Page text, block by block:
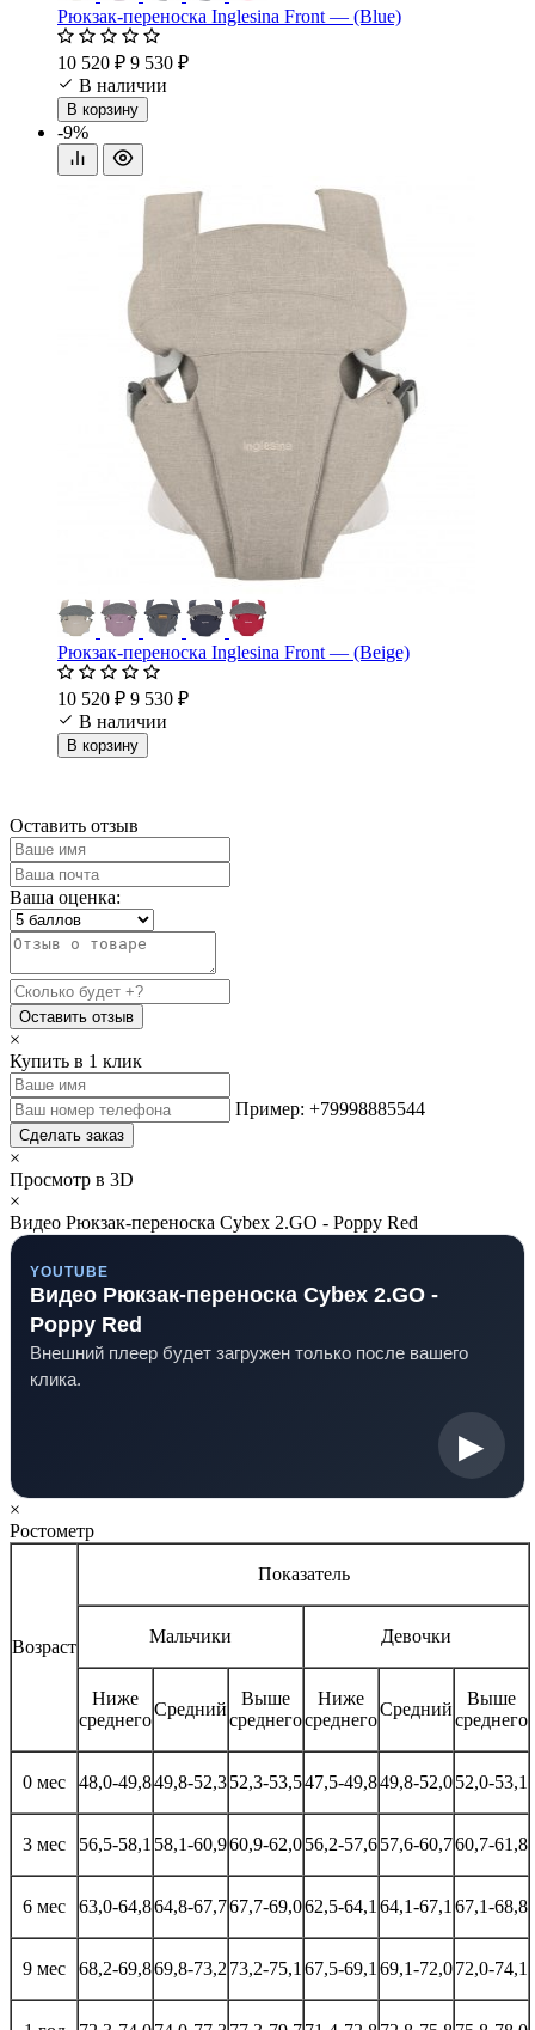
Рюкзак-переноска Inglesina Front — (Blue)
10 520 ₽ 9 530 ₽
В наличии
В корзину
-9%
Рюкзак-переноска Inglesina Front — (Beige)
10 520 ₽ 9 530 ₽
В наличии
В корзину
Оставить отзыв
Ваша оценка:
Оставить отзыв
×
Купить в 1 клик
Пример: +79998885544
Сделать заказ
×
Просмотр в 3D
×
Видео Рюкзак-переноска Cybex 2.GO - Poppy Red
YOUTUBE
Видео Рюкзак-переноска Cybex 2.GO -
Poppy Red
Внешний плеер будет загружен только после вашего
клика.
▶
×
Ростометр
Возраст
Показатель
Мальчики Девочки
Ниже
среднего
Средний
Выше
среднего
Ниже
среднего
Средний
Выше
среднего
0 мес 48,0-49,849,8-52,352,3-53,547,5-49,849,8-52,052,0-53,1
3 мес 56,5-58,1 58,1-60,960,9-62,056,2-57,657,6-60,760,7-61,8
6 мес 63,0-64,864,8-67,767,7-69,062,5-64,1 64,1-67,1 67,1-68,8
9 мес 68,2-69,869,8-73,2 73,2-75,1 67,5-69,1 69,1-72,072,0-74,1